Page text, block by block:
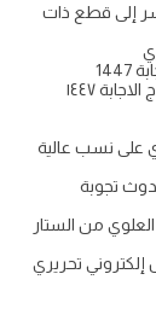
إلى قطع ذات
١٤٤٧
على نسب عالية
تجوبة
من الستار
الأولى حلول إلكتروني تحريري